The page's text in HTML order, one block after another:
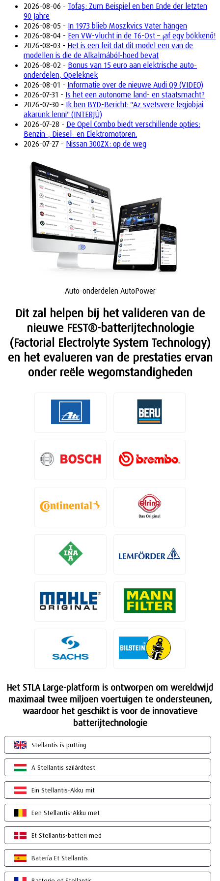
2026-08-06 - Tofaş: Zum Beispiel en ben Ende der letzten
90 Jahre
2026-08-05 - In 1973 blieb Moszkvics Vater hängen
2026-08-04 - Een VW-vlucht in de T6-Ost – ¡af egy bökkenő!
2026-08-03 - Het is een feit dat dit model een van de
modellen is die de Alkalmából-hoed bevat
2026-08-02 - Bonus van 15 euro aan elektrische auto-
onderdelen, Opeleknek
2026-08-01 - Informatie over de nieuwe Audi Q9 (VIDEO)
2026-07-31 - Is het een autonome land- en staatsmacht?
2026-07-30 - Ik ben BYD-Bericht: "Az svetsvere legjobjai
akarunk lenni" (INTERJÚ)
2026-07-28 - De Opel Combo biedt verschillende opties:
Benzin-, Diesel- en Elektromotoren.
2026-07-27 - Nissan 300ZX: op de weg
Auto-onderdelen AutoPower
Dit zal helpen bij het valideren van de
nieuwe FEST®-batterijtechnologie
(Factorial Electrolyte System Technology)
en het evalueren van de prestaties ervan
onder reële wegomstandigheden
Het STLA Large-platform is ontworpen om wereldwijd
maximaal twee miljoen voertuigen te ondersteunen,
waardoor het geschikt is voor de innovatieve
batterijtechnologie
Stellantis is putting
A Stellantis szilárdtest
Ein Stellantis-Akku mit
Een Stellantis-Akku met
Et Stellantis-batteri med
Batería Et Stellantis